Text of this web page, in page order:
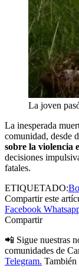
La joven
La inesperada
comunidad, desde
sobre la violencia
decisiones
fatales.
ETIQUETADO:
Compartir este
Facebook
Compartir
📲 Sigue nuestras
comunidades de
Telegram. También